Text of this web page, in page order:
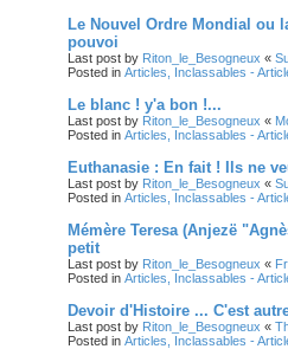
Le Nouvel Ordre Mondial ou
pouvoi
Last post by Riton_le_Besogneux «
Posted in Articles, Inclassables -
Le blanc ! y'a bon !...
Last post by Riton_le_Besogneux «
Posted in Articles, Inclassables -
Euthanasie : En fait ! Ils ne
Last post by Riton_le_Besogneux «
Posted in Articles, Inclassables -
Mémère Teresa (Anjezë
petit
Last post by Riton_le_Besogneux «
Posted in Articles, Inclassables -
Devoir d'Histoire ... C'est
Last post by Riton_le_Besogneux «
Posted in Articles, Inclassables -